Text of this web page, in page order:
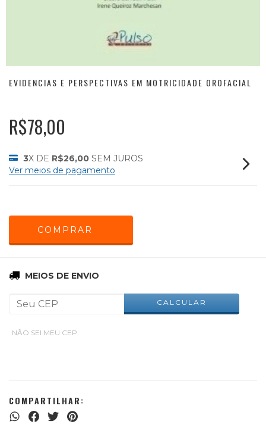
EVIDENCIAS E PERSPECTIVAS EM MOTRICIDADE OROFACIAL
R$78,00
3X DE R$26,00 SEM JUROS
Ver meios de pagamento
MEIOS DE ENVIO
CALCULAR
NÃO SEI MEU CEP
COMPARTILHAR: